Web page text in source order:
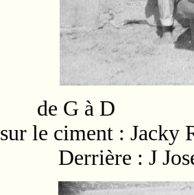
de G à D
sur le ciment : Jacky
Derrière : J